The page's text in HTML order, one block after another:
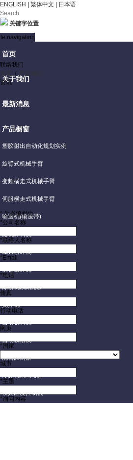
ENGLISH 繁体中文 日本语
关键字位置
navigation
首页
关于我们
最新消息
产品橱窗
塑胶射出自动化规划实例
旋臂式机械手臂
变频横走式机械手臂
伺服横走式机械手臂
输送机(输送带)
随机碎料机
威力粉碎机
双轴破碎机
除粉机(筛粉机)
搅拌机
自动吸料机
自动吸粉机
混合比例器
冷冻机(冰水机)
模具温度控制机
联络我们
首页
/
资讯
* 为必填栏位.
*公司名称
*联络人名称
*Email
*电话
传真
行动电话
网页
*国家
城市
*主题
*询问内容